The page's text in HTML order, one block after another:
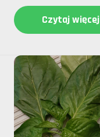
Czytaj więcej